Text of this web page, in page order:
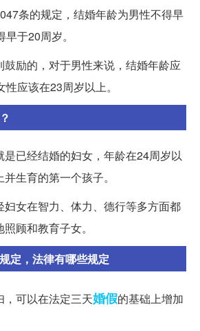
条的规定，结婚年龄为男性不得早
于20周岁。
励的，对于男性来说，结婚年龄应
应该在23周岁以上。
已经结婚的妇女，年龄在24周岁以
生育的第一个孩子。
女在智力、体力、德行等多方面都
顾和教育子女。
定，法律有哪些规定
可以在法定三天婚假的基础上增加